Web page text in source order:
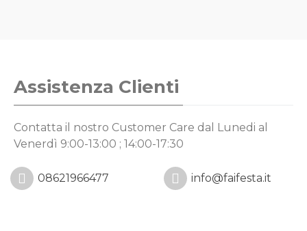
Assistenza Clienti
Contatta il nostro Customer Care dal Lunedi al
Venerdì 9:00-13:00 ; 14:00-17:30
08621966477 info@faifesta.it